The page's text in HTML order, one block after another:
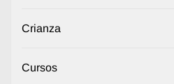
Crianza
Cursos